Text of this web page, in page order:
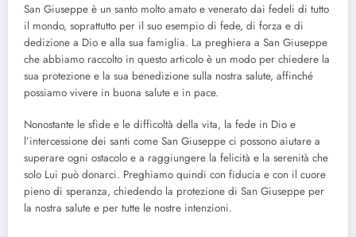
San Giuseppe è un santo molto amato e venerato dai fedeli di tutto
il mondo, soprattutto per il suo esempio di fede, di forza e di
dedizione a Dio e alla sua famiglia. La preghiera a San Giuseppe
che abbiamo raccolto in questo articolo è un modo per chiedere la
sua protezione e la sua benedizione sulla nostra salute, affinché
possiamo vivere in buona salute e in pace.
Nonostante le sfide e le difficoltà della vita, la fede in Dio e
l’intercessione dei santi come San Giuseppe ci possono aiutare a
superare ogni ostacolo e a raggiungere la felicità e la serenità che
solo Lui può donarci. Preghiamo quindi con fiducia e con il cuore
pieno di speranza, chiedendo la protezione di San Giuseppe per
la nostra salute e per tutte le nostre intenzioni.